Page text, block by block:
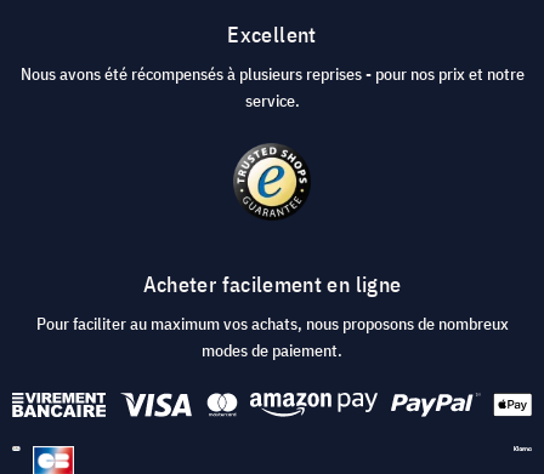
Excellent
Nous avons été récompensés à plusieurs reprises - pour nos prix et notre
service.
Acheter facilement en ligne
Pour faciliter au maximum vos achats, nous proposons de nombreux
modes de paiement.